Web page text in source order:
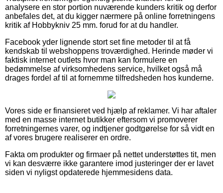
analysere en stor portion nuværende kunders kritik og derfor
anbefales det, at du kigger nærmere på online forretningens
kritik af Hobbykniv 25 mm. forud for at du handler.
Facebook yder lignende stort set fine metoder til at få
kendskab til webshoppens troværdighed. Herinde møder vi
faktisk internet outlets hvor man kan formulere en
bedømmelse af virksomhedens service, hvilket også må
drages fordel af til at fornemme tilfredsheden hos kunderne.
Vores side er finansieret ved hjælp af reklamer. Vi har aftaler
med en masse internet butikker eftersom vi promoverer
forretningernes varer, og indtjener godtgørelse for så vidt en
af vores brugere realiserer en ordre.
Fakta om produkter og firmaer på nettet understøttes tit, men
vi kan desværre ikke garantere imod justeringer der er lavet
siden vi nyligst opdaterede hjemmesidens data.